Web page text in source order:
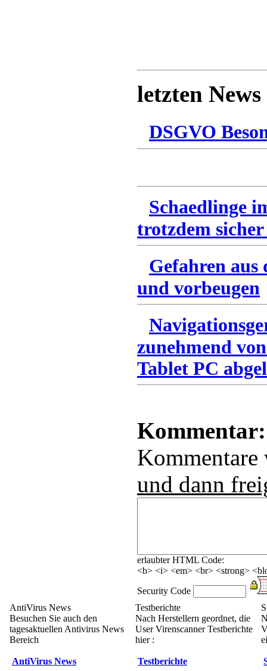
letzten News
DSGVO
Schaedlinge
trotzdem
Gefahren
und vorbeugen
zunehmend
Tablet PC
Kommentar:
und dann
erlaubter HTML Code:
<b> <i> <em> <br> <strong>
Security Code
AntiVirus News
Besuchen Sie auch den
tagesaktuellen Antivirus News
Bereich
AntiVirus News
Testberichte
Nach Herstellern geordnet, die
User Virenscanner Testberichte
hier :
Testberichte